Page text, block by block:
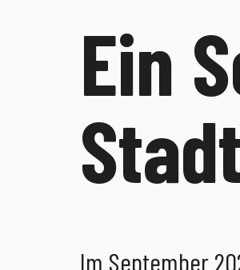
Ein
Im September